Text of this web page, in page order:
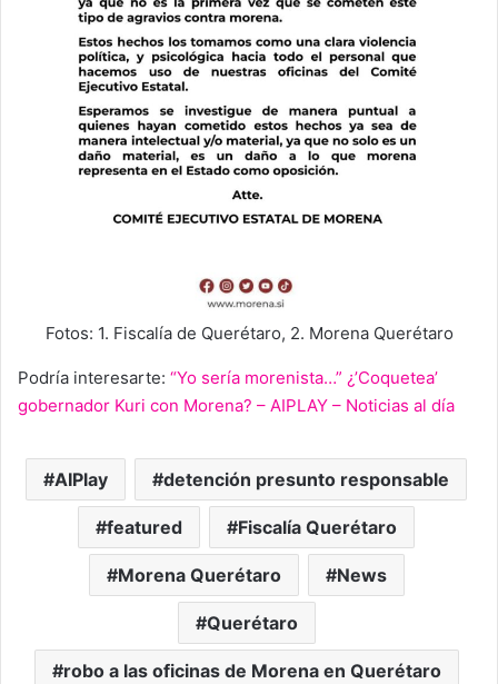
Fotos: 1. Fiscalía de Querétaro, 2. Morena Querétaro
Podría interesarte: “Yo sería morenista…” ¿’Coquetea’
gobernador Kuri con Morena? – AIPLAY – Noticias al día
AIPlay detención presunto responsable
featured Fiscalía Querétaro
Morena Querétaro News
Querétaro
robo a las oficinas de Morena en Querétaro